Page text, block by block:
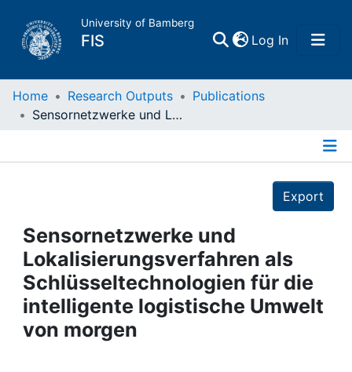
University of Bamberg
FIS Log In(current)
Home
People
Institutions
Home Research Outputs
Publications
Sensornetzwerke und Lokalisierungsverfahren als Schlüsseltechnologien für die intelligente logistische Umwelt von morgen
Export
Sensornetzwerke und
Lokalisierungsverfahren als
Schlüsseltechnologien für die
intelligente logistische Umwelt
von morgen